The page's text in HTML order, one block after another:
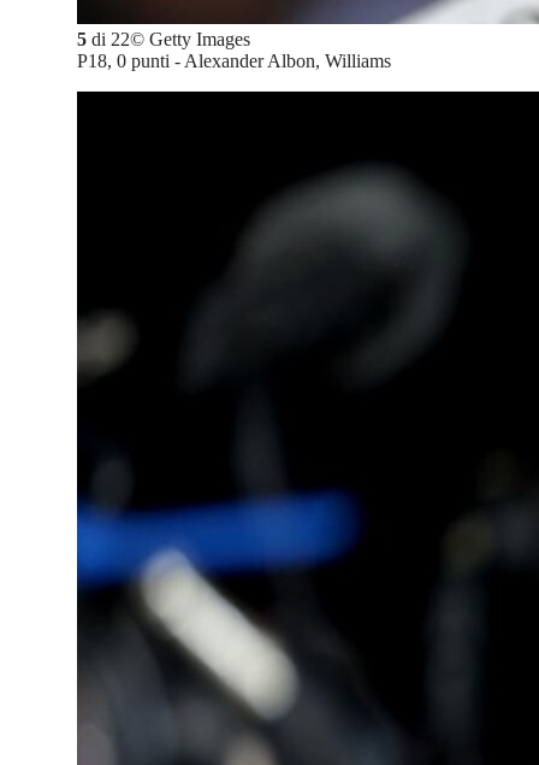
5 di 22© Getty Images
P18, 0 punti - Alexander Albon, Williams